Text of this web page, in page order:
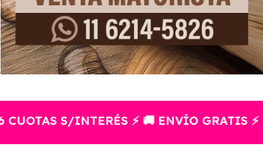
S/INTERÉS ⚡ 🚚 ENVÍO GRATIS ⚡